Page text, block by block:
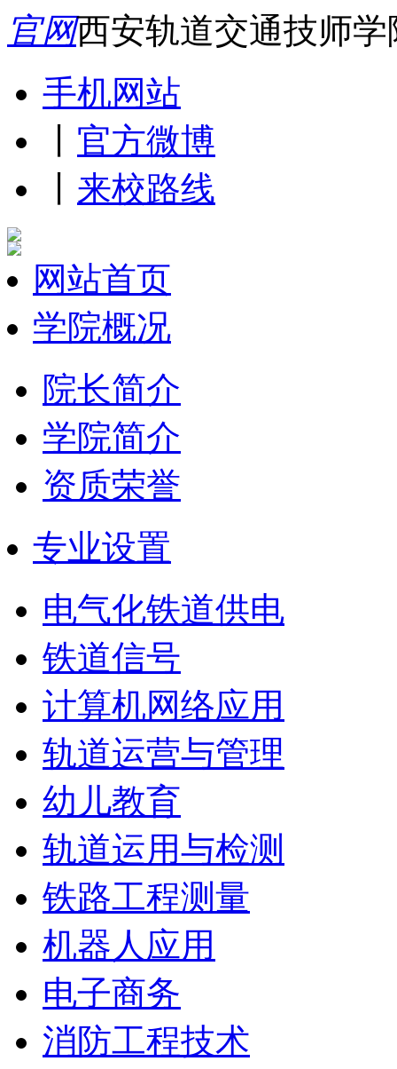
官网西安轨道交通技师
手机网站
官方微博
来校路线
网站首页
学院概况
院长简介
学院简介
资质荣誉
专业设置
电气化铁道供电
铁道信号
计算机网络应用
轨道运营与管理
幼儿教育
轨道运用与检测
铁路工程测量
机器人应用
电子商务
消防工程技术